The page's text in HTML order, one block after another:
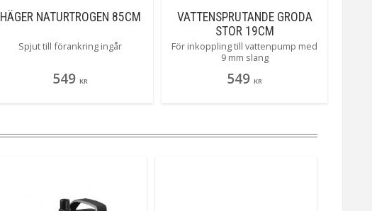
HÄGER NATURTROGEN 85CM
Spjut till förankring ingår
549 KR
VATTENSPRUTANDE GRODA
STOR 19CM
För inkoppling till vattenpump med
9 mm slang
549 KR